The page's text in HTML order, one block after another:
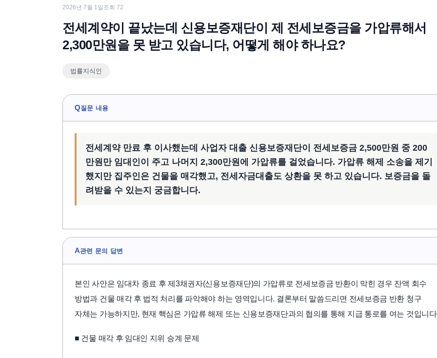
2026년 7월 1일 조회 72
전세계약이 끝났는데 신용보증재단이 제 전세보증금을 가압류해서
2,300만원을 못 받고 있습니다, 어떻게 해야 하나요?
법률지식인
Q질문 내용
전세계약 만료 후 이사했는데 사업자 대출 신용보증재단이 전세보증금 2,500만원 중 200
만원만 임대인이 주고 나머지 2,300만원에 가압류를 걸었습니다. 가압류 해제 소송을 제기
했지만 집주인은 건물을 매각했고, 전세자금대출도 상환을 못 하고 있습니다. 보증금을 돌
려받을 수 있는지 궁금합니다.
A관련 문의 답변
본인 사안은 임대차 종료 후 제3채권자(신용보증재단)의 가압류로 전세보증금 반환이 막힌 경우 잔액 회수
방법과 건물 매각 후 법적 처리를 파악해야 하는 영역입니다. 결론부터 말씀드리면 전세보증금 반환 청구
자체는 가능하지만, 현재 핵심은 가압류 해제 또는 신용보증재단과의 협의를 통해 지급 통로를 여는 것입니
■ 건물 매각 후 임대인 지위 승계 문제